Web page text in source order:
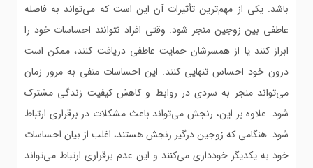
باشد. یکی از مهم‌ترین تأثیرات آن این است که می‌تواند به فاصله
عاطفی بین زوجین منجر شود. وقتی افراد نتوانند احساسات خود را
ابراز کنند یا از همسرشان حمایت عاطفی دریافت کنند، ممکن است
درون خود احساس تنهایی کنند. این احساسات منفی به مرور زمان
می‌تواند منجر به سردی در روابط و کاهش کیفیت زندگی مشترک
شود. علاوه بر این، رنجش می‌تواند باعث مشکلات در برقراری ارتباط
شود. هنگامی که زوجین درگیر رنجش هستند، اغلب از بیان احساسات
خود به یکدیگر خودداری می‌کنند و این عدم برقراری ارتباط می‌تواند